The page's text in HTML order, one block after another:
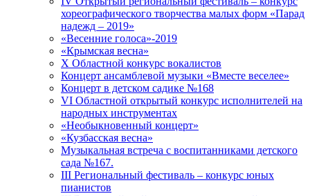
хореографического творчества малых форм «Парад
надежд – 2019»
«Весенние голоса»-2019
«Крымская весна»
X Областной конкурс вокалистов
Концерт ансамблевой музыки «Вместе веселее»
Концерт в детском садике №168
VI Областной открытый конкурс исполнителей на
народных инструментах
«Необыкновенный концерт»
«Кузбасская весна»
Музыкальная встреча с воспитанниками детского
сада №167.
III Региональный фестиваль – конкурс юных
пианистов